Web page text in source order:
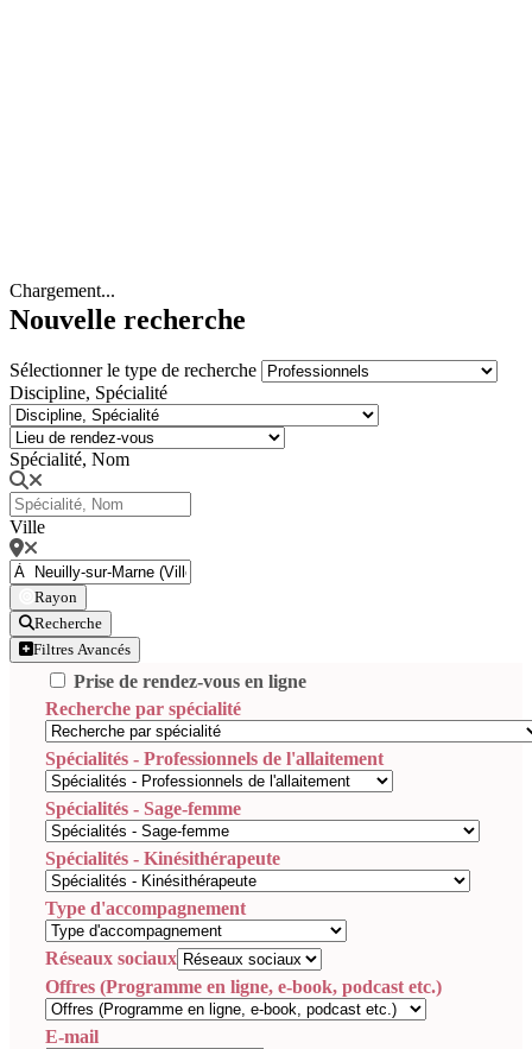
Chargement...
Nouvelle recherche
Sélectionner le type de recherche
Discipline, Spécialité
Spécialité, Nom
Ville
Rayon
Recherche
Filtres Avancés
Prise de rendez-vous en ligne
Recherche par spécialité
Spécialités - Professionnels de l'allaitement
Spécialités - Sage-femme
Spécialités - Kinésithérapeute
Type d'accompagnement
Réseaux sociaux
Offres (Programme en ligne, e-book, podcast etc.)
E-mail